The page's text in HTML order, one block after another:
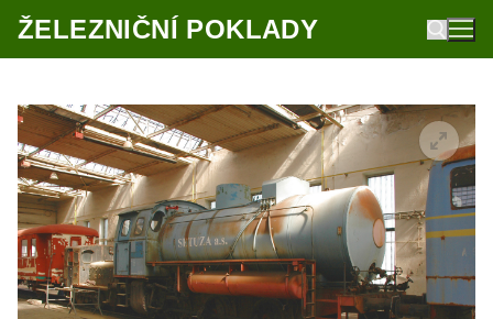
Přeskočit
naŽELEZNIČNÍ POKLADY
Hledat: